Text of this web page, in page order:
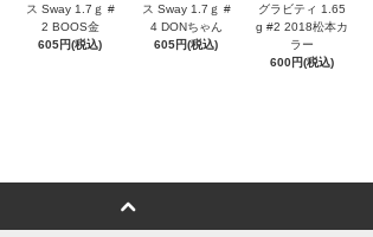
ス Sway 1.7ｇ #
2 BOOS金
605円(税込)
ス Sway 1.7ｇ #
4 DONちゃん
605円(税込)
グラビティ 1.65
g #2 2018松本カ
ラー
600円(税込)